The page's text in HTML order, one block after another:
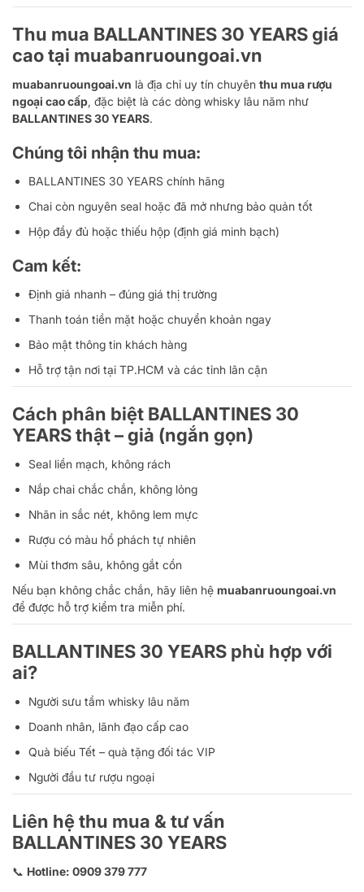
Thu mua BALLANTINES 30 YEARS giá
cao tại muabanruoungoai.vn
muabanruoungoai.vn là địa chỉ uy tín chuyên thu mua rượu
ngoại cao cấp, đặc biệt là các dòng whisky lâu năm như
BALLANTINES 30 YEARS.
Chúng tôi nhận thu mua:
BALLANTINES 30 YEARS chính hãng
Chai còn nguyên seal hoặc đã mở nhưng bảo quản tốt
Hộp đầy đủ hoặc thiếu hộp (định giá minh bạch)
Cam kết:
Định giá nhanh – đúng giá thị trường
Thanh toán tiền mặt hoặc chuyển khoản ngay
Bảo mật thông tin khách hàng
Hỗ trợ tận nơi tại TP.HCM và các tỉnh lân cận
Cách phân biệt BALLANTINES 30
YEARS thật – giả (ngắn gọn)
Seal liền mạch, không rách
Nắp chai chắc chắn, không lỏng
Nhãn in sắc nét, không lem mực
Rượu có màu hổ phách tự nhiên
Mùi thơm sâu, không gắt cồn
Nếu bạn không chắc chắn, hãy liên hệ muabanruoungoai.vn
để được hỗ trợ kiểm tra miễn phí.
BALLANTINES 30 YEARS phù hợp với
ai?
Người sưu tầm whisky lâu năm
Doanh nhân, lãnh đạo cấp cao
Quà biếu Tết – quà tặng đối tác VIP
Người đầu tư rượu ngoại
Liên hệ thu mua & tư vấn
BALLANTINES 30 YEARS
📞 Hotline: 0909 379 777